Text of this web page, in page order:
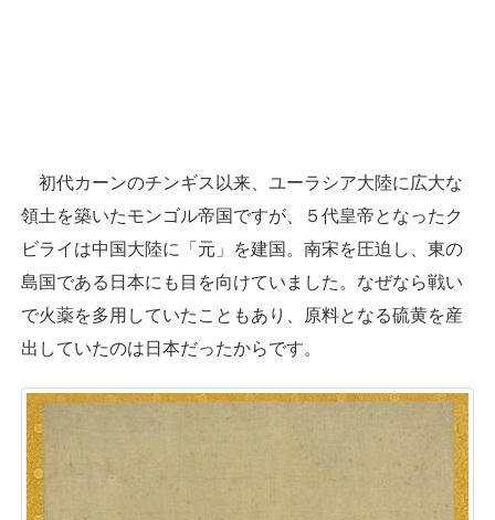
初代カーンのチンギス以来、ユーラシア大陸に広大な
領土を築いたモンゴル帝国ですが、５代皇帝となったク
ビライは中国大陸に「元」を建国。南宋を圧迫し、東の
島国である日本にも目を向けていました。なぜなら戦い
で火薬を多用していたこともあり、原料となる硫黄を産
出していたのは日本だったからです。